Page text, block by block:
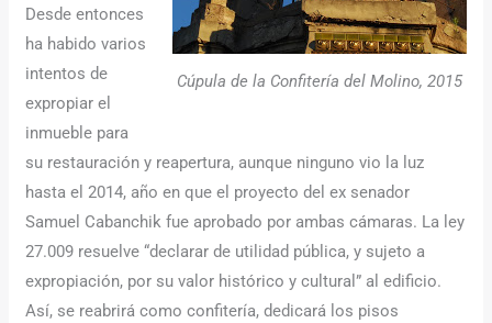
Cúpula de la Confitería del Molino, 2015
Desde entonces
ha habido varios
intentos de
expropiar el
inmueble para
su restauración y reapertura, aunque ninguno vio la luz
hasta el 2014, año en que el proyecto del ex senador
Samuel Cabanchik fue aprobado por ambas cámaras. La ley
27.009 resuelve “declarar de utilidad pública, y sujeto a
expropiación, por su valor histórico y cultural” al edificio.
Así, se reabrirá como confitería, dedicará los pisos